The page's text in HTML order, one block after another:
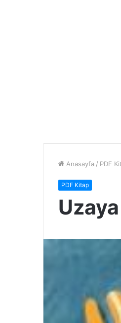
Anasayfa / PDF
PDF Kitap